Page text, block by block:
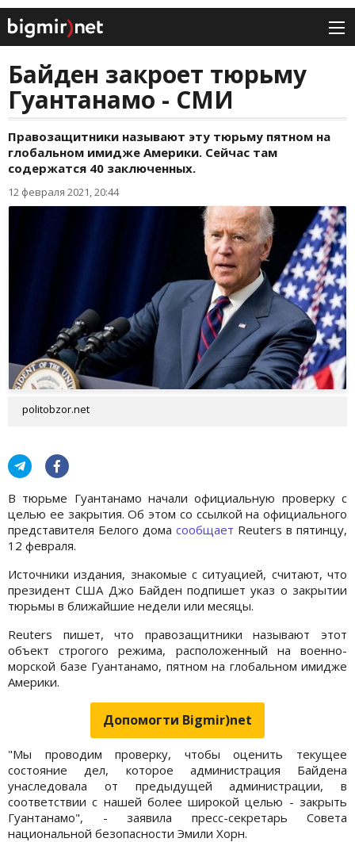
Байден закроет тюрьму
Гуантанамо - СМИ
Правозащитники называют эту тюрьму пятном на
глобальном имидже Америки. Сейчас там
содержатся 40 заключенных.
12 февраля 2021, 20:44
politobzor.net
В тюрьме Гуантанамо начали официальную проверку с
целью ее закрытия. Об этом со ссылкой на официального
представителя Белого дома сообщает Reuters в пятинцу,
12 февраля.
Источники издания, знакомые с ситуацией, считают, что
президент США Джо Байден подпишет указ о закрытии
тюрьмы в ближайшие недели или месяцы.
Reuters пишет, что правозащитники называют этот
объект строгого режима, расположенный на военно-
морской базе Гуантанамо, пятном на глобальном имидже
Америки.
Допомогти Bigmir)net
"Мы проводим проверку, чтобы оценить текущее
состояние дел, которое администрация Байдена
унаследовала от предыдущей администрации, в
соответствии с нашей более широкой целью - закрыть
Гуантанамо", - заявила пресс-секретарь Совета
национальной безопасности Эмили Хорн.